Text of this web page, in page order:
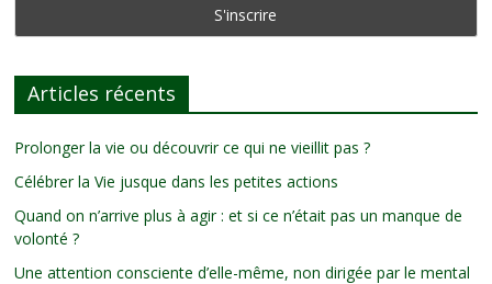
Articles récents
Prolonger la vie ou découvrir ce qui ne vieillit pas ?
Célébrer la Vie jusque dans les petites actions
Quand on n’arrive plus à agir : et si ce n’était pas un manque de
volonté ?
Une attention consciente d’elle-même, non dirigée par le mental